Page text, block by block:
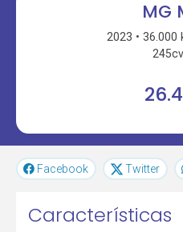
MG
2023 36.000
245cv
Facebook Twitter
Características